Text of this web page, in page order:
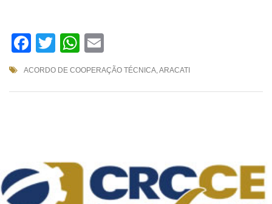
Facebook
TwitterWhatsApp
ACORDO DE COOPERAÇÃO TÉCNICA,ARACATI